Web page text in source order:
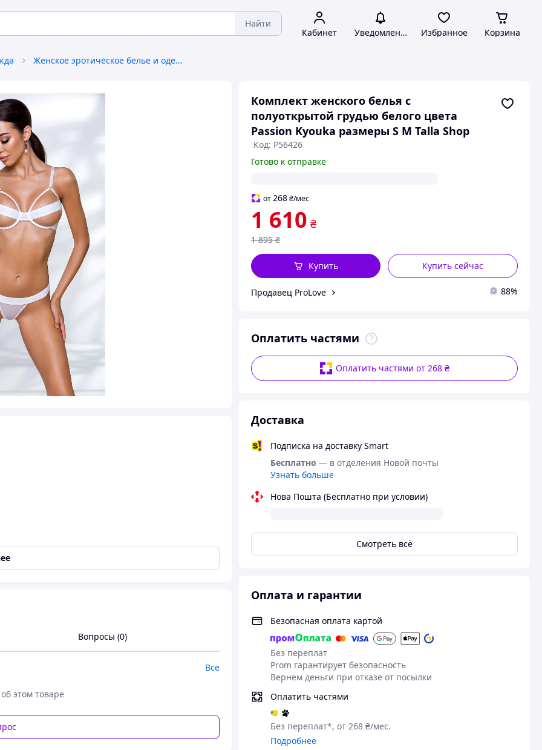
Найти
Кабинет Уведомления Избранное Корзина
Женское эротическое белье и одежда
Комплект женского белья с
полуоткрытой грудью белого цвета
Passion Kyouka размеры S M Talla Shop
Код: P56426
Готово к отправке
от268 ₴/мес
1 610 ₴
1 895 ₴
Купить сейчас
Купить
Продавец ProLove 88%
Оплатить частями
Оплатить частями от 268 ₴
Доставка
Подписка на доставку Smart
Бесплатно — в отделения Новой почты
Узнать больше
Нова Пошта (Бесплатно при условии)
Смотреть всё
Оплата и гарантии
Безопасная оплата картой
Без переплат
Prom гарантирует безопасность
Вернем деньги при отказе от посылки
Оплатить частями
Без переплат*, от 268 ₴/мес.
Подробнее
игривую и соблазнительную нотку,
высокий уровень удобства.
Вопросы (0)
Все
этом товаре